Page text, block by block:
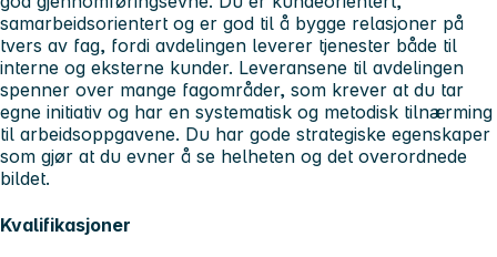
samarbeidsorientert og er god til å bygge relasjoner på
tvers av fag, fordi avdelingen leverer tjenester både til
interne og eksterne kunder. Leveransene til avdelingen
spenner over mange fagområder, som krever at du tar
egne initiativ og har en systematisk og metodisk tilnærming
til arbeidsoppgavene. Du har gode strategiske egenskaper
som gjør at du evner å se helheten og det overordnede
bildet.
Kvalifikasjoner